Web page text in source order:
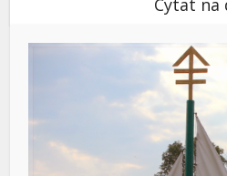
Cytat na